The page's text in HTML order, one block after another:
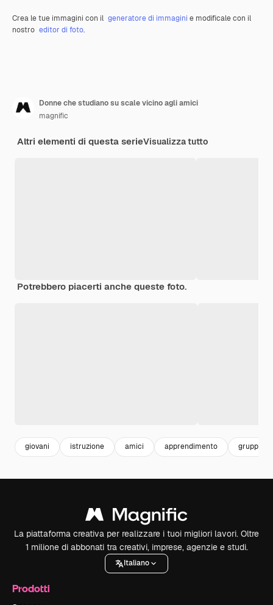
Crea le tue immagini con il generatore di immagini e modificale con il
nostro editor di foto.
Donne che studiano su scale vicino agli amici
magnific
Altri elementi di questa serieVisualizza tutto
Potrebbero piacerti anche queste foto.
giovani istruzione amici apprendimento gruppo
La piattaforma creativa per realizzare i tuoi migliori lavori. Oltre
1 milione di abbonati tra creativi, imprese, agenzie e studi.
Italiano
Prodotti